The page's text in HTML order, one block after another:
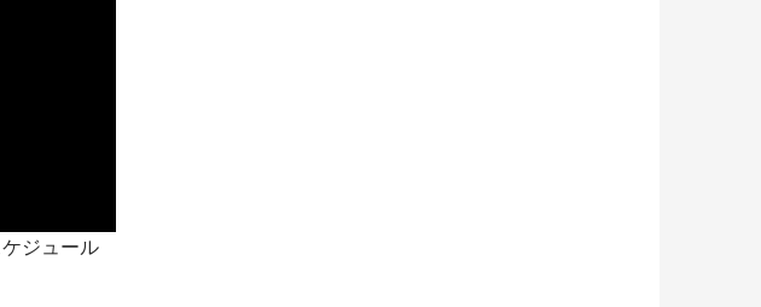
ジュール